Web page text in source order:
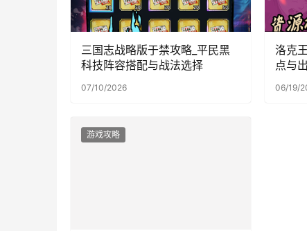
三国志战略版于禁攻略_平民黑
科技阵容搭配与战法选择
07/10/2026
洛克
点与
06/19/
游戏攻略